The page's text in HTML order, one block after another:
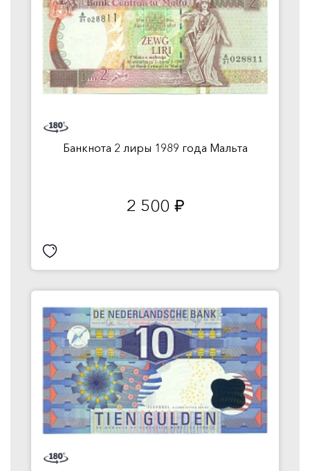
Банкнота 2 лиры 1989 года Мальта
2 500 руб.